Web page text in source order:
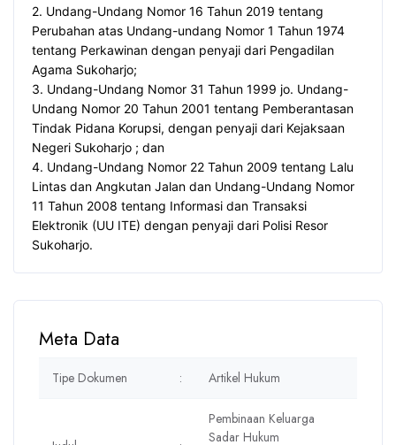
2. Undang-Undang Nomor 16 Tahun 2019 tentang
Perubahan atas Undang-undang Nomor 1 Tahun 1974
tentang Perkawinan dengan penyaji dari Pengadilan
Agama Sukoharjo;
3. Undang-Undang Nomor 31 Tahun 1999 jo. Undang-
Undang Nomor 20 Tahun 2001 tentang Pemberantasan
Tindak Pidana Korupsi, dengan penyaji dari Kejaksaan
Negeri Sukoharjo ; dan
4. Undang-Undang Nomor 22 Tahun 2009 tentang Lalu
Lintas dan Angkutan Jalan dan Undang-Undang Nomor
11 Tahun 2008 tentang Informasi dan Transaksi
Elektronik (UU ITE) dengan penyaji dari Polisi Resor
Sukoharjo.
Meta Data
Tipe Dokumen : Artikel Hukum
Pembinaan Keluarga
Sadar Hukum